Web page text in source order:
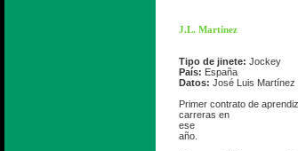
J.L. Martínez
Tipo de jinete: Jockey
País: España
Datos: José Luis Martínez
Primer contrato de
carreras en
ese
año.